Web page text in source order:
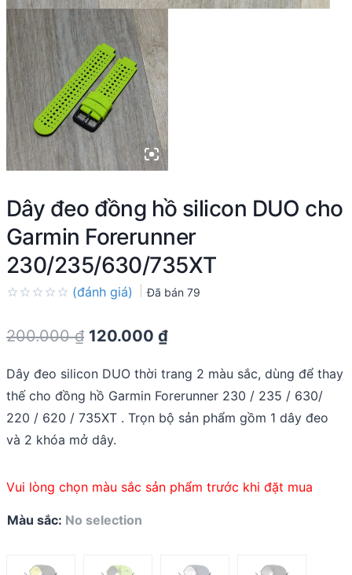
Dây đeo đồng hồ silicon DUO cho
Garmin Forerunner
230/235/630/735XT
out
(đánh giá) Đã bán 79
200.000₫ Original
was:
200.000 ₫.
120.000 ₫Current
is:
120.000 ₫.
Dây đeo silicon DUO thời trang 2 màu sắc, dùng để thay
thế cho đồng hồ Garmin Forerunner 230 / 235 / 630/
220 / 620 / 735XT . Trọn bộ sản phẩm gồm 1 dây đeo
và 2 khóa mở dây.
Vui lòng chọn màu sắc sản phẩm trước khi đặt mua
Màu sắc: No selection